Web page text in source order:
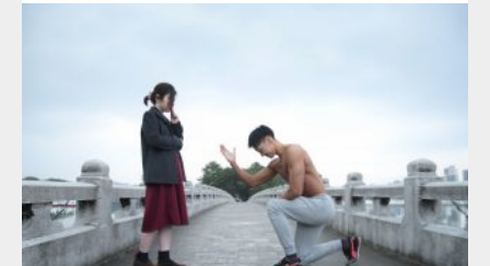
公園のマッチョ AKIHITO(細マッチョ)
肩
ダウンロード